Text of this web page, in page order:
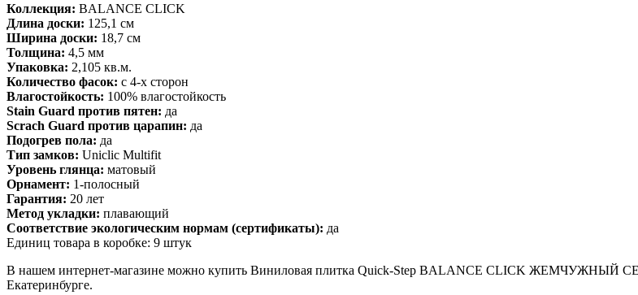
Коллекция: BALANCE CLICK
Длина доски: 125,1 см
Ширина доски: 18,7 см
Толщина: 4,5 мм
Упаковка: 2,105 кв.м.
Количество фасок: с 4-х сторон
Влагостойкость: 100% влагостойкость
Stain Guard против пятен: да
Scrach Guard против царапин: да
Подогрев пола: да
Тип замков: Uniclic Multifit
Уровень глянца: матовый
Орнамент: 1-полосный
Гарантия: 20 лет
Метод укладки: плавающий
Соответствие экологическим нормам (сертификаты): да
Единиц товара в коробке: 9 штук
В нашем интернет-магазине можно купить Виниловая плитка Quick-Step BALANCE CLICK ЖЕМЧУЖНЫЙ
Екатеринбурге.